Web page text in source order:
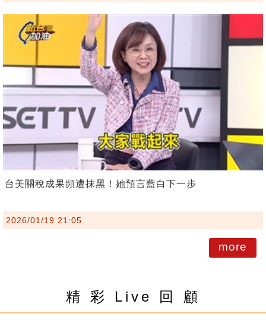
台美關稅成果頻遭抹黑！她預言藍白下一步
2026/01/19 21:05
more
精 彩 Live 回 顧